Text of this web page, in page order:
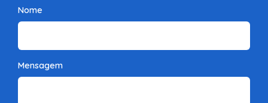
Nome
Mensagem